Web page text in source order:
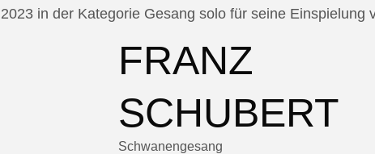
FRANZ
SCHUBERT
Schwanengesang
in der Kategorie Gesang solo für seine Einspielung